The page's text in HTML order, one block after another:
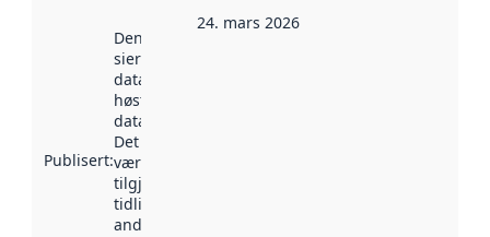
Publisert:
Denne datoen
sier når
datasettet ble
høstet av
data.norge.no.
Det kan ha
vært
tilgjengelig
tidligere
andre steder.
24. mars 2026